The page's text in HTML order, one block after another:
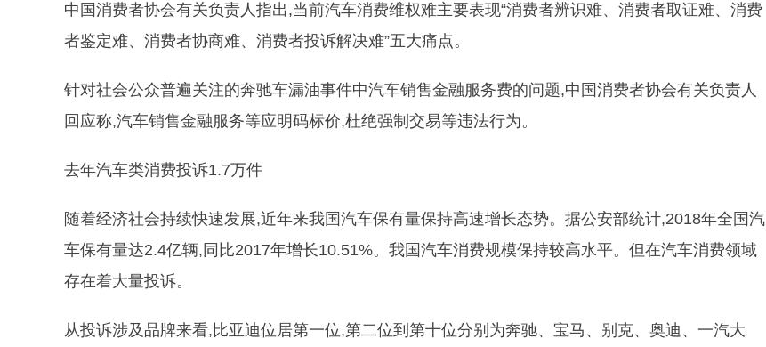
中国消费者协会有关负责人指出,当前汽车消费维权难主要表现“消费者辨识难、消费者取证难、消费
者鉴定难、消费者协商难、消费者投诉解决难”五大痛点。
针对社会公众普遍关注的奔驰车漏油事件中汽车销售金融服务费的问题,中国消费者协会有关负责人
回应称,汽车销售金融服务等应明码标价,杜绝强制交易等违法行为。
去年汽车类消费投诉1.7万件
随着经济社会持续快速发展,近年来我国汽车保有量保持高速增长态势。据公安部统计,2018年全国汽
车保有量达2.4亿辆,同比2017年增长10.51%。我国汽车消费规模保持较高水平。但在汽车消费领域
存在着大量投诉。
从投诉涉及品牌来看,比亚迪位居第一位,第二位到第十位分别为奔驰、宝马、别克、奥迪、一汽大